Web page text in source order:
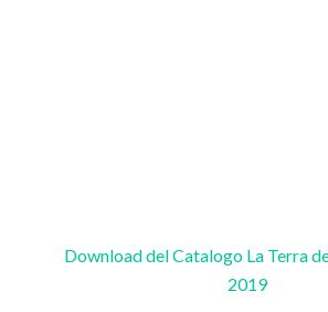
Download del Catalogo La Terra
2019